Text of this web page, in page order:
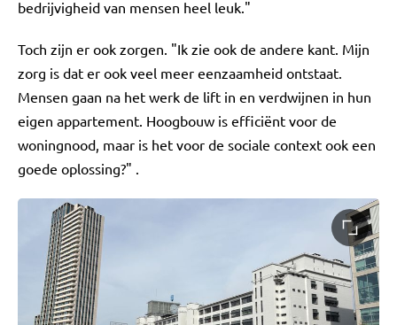
bedrijvigheid van mensen heel leuk."
Toch zijn er ook zorgen. "Ik zie ook de andere kant. Mijn
zorg is dat er ook veel meer eenzaamheid ontstaat.
Mensen gaan na het werk de lift in en verdwijnen in hun
eigen appartement. Hoogbouw is efficiënt voor de
woningnood, maar is het voor de sociale context ook een
goede oplossing?" .